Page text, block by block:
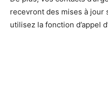
recevront des mises à jour
utilisez la fonction d’appel